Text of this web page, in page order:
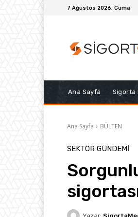
7 Ağustos 2026, Cuma
Ana Sayfa Sigorta
Ana Sayfa BÜLTEN
SEKTÖR GÜNDEMİ